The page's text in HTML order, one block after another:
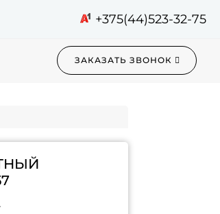
+375(44)523-32-75
ЗАКАЗАТЬ ЗВОНОК